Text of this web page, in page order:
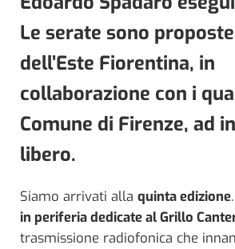
Le serate sono
dell’Este Fiorentina, in
collaborazione con i
Comune di Firenze, ad
libero.
Siamo arrivati alla quinta edizione
in periferia dedicate al Grillo
trasmissione radiofonica che